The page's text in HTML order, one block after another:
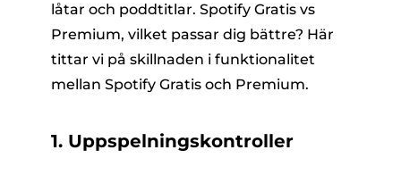
låtar och poddtitlar. Spotify Gratis vs
Premium, vilket passar dig bättre? Här
tittar vi på skillnaden i funktionalitet
mellan Spotify Gratis och Premium.
1. Uppspelningskontroller